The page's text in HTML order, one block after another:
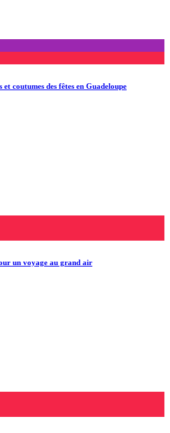
coutumes des fêtes en Guadeloupe
un voyage au grand air